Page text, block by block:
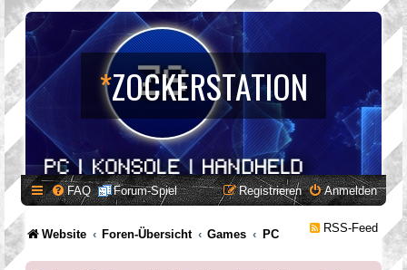
*ZOCKERSTATION
FAQ Forum-Spiel Anmelden
Registrieren
Website Foren-Übersicht Games PC RSS-Feed